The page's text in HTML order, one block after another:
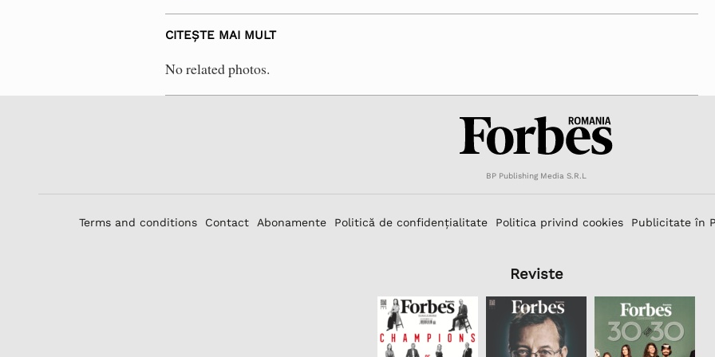
CITEȘTE MAI MULT
No related photos.
BP Publishing Media S.R.L
Terms and conditions Contact Abonamente Politică de confidențialitate Politica privind cookies Publicitate în
Reviste